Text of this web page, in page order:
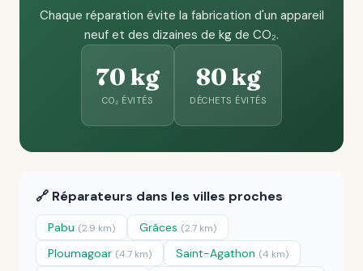
Chaque réparation évite la fabrication d'un appareil
neuf et des dizaines de kg de CO₂.
70 kg
CO₂ ÉVITÉS
80 kg
DÉCHETS ÉVITÉS
🔗 Réparateurs dans les villes proches
Pabu (2.9 km) Grâces (2.7 km)
Ploumagoar (4.7 km) Saint-Agathon (4 km)